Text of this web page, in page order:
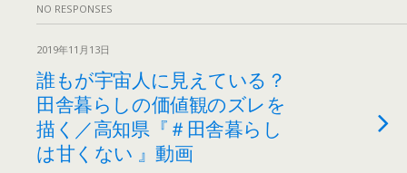
NO RESPONSES
2019年11月13日
誰もが宇宙人に見えている？
田舎暮らしの価値観のズレを
描く／高知県『＃田舎暮らし
は甘くない 』動画